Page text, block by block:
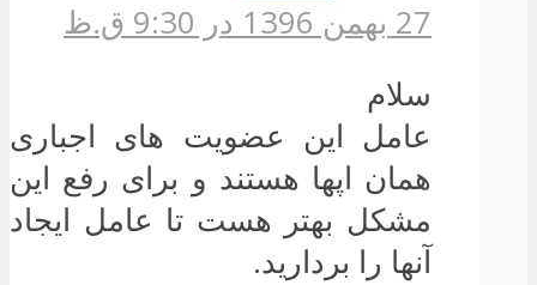
27 بهمن 1396 در 9:30 ق.ظ
سلام
عامل این عضویت های اجباری
همان اپها هستند و برای رفع این
مشکل بهتر هست تا عامل ایجاد
آنها را بردارید.